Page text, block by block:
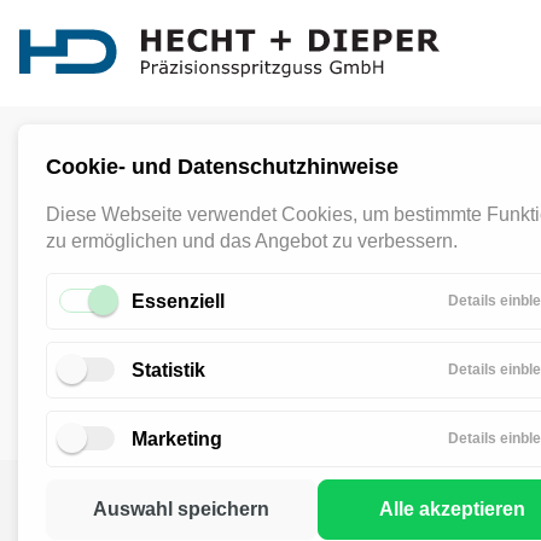
Cookie- und Datenschutzhinweise
Diese Webseite verwendet Cookies, um bestimmte
zu ermöglichen und das Angebot zu verbessern.
Essenziell Details
Statistik Details
Marketing Details
Auswahl speichern Alle akzeptieren